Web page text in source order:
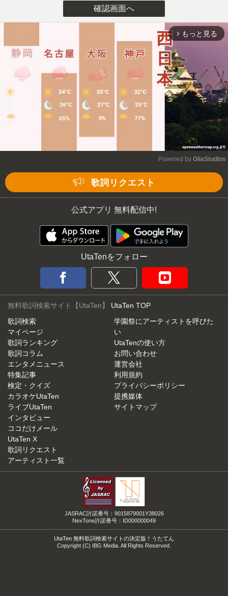
確認画面へ
arrow_forward_ios もっと見る
Powered by GliaStudios
歌詞リクエスト
公式アプリ 無料配信中!
UtaTenをフォロー
無料歌詞検索サイト【UtaTen】 UtaTen TOP
歌詞検索
マイページ
歌詞ランキング
歌詞コラム
エンタメニュース
特集記事
検定・クイズ
カラオケUtaTen
ライブUtaTen
インタビュー
ココだけメール
UtaTen X
歌詞リクエスト
アーティスト一覧
学園祭にアーティストを呼びた
い
UtaTenの使い方
お問い合わせ
運営会社
利用規約
プライバシーポリシー
提携媒体
サイトマップ
JASRAC許諾番号：9015879001Y38026
NexTone許諾番号：ID000000049
UtaTen 無料歌詞検索サイトの決定版！うたてん
Copyright (C) IBG Media. All Rights Reserved.